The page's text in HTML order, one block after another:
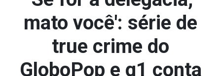
mato você': série de
true crime do
GloboPop e g1 conta